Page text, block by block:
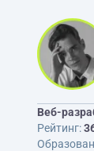
Веб-
Рейтинг: